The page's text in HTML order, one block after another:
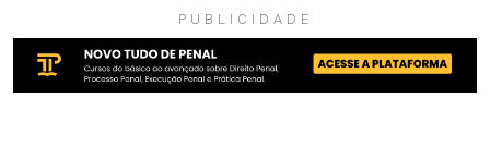
PUBLICIDADE